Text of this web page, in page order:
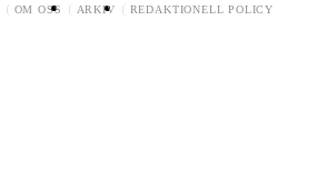
OM OSS ARKIV REDAKTIONELL POLICY